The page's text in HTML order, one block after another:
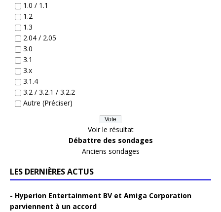
1.0 / 1.1
1.2
1.3
2.04 / 2.05
3.0
3.1
3.x
3.1.4
3.2 / 3.2.1 / 3.2.2
Autre (Préciser)
Voir le résultat
Débattre des sondages
Anciens sondages
LES DERNIÈRES ACTUS
Hyperion Entertainment BV et Amiga Corporation
parviennent à un accord